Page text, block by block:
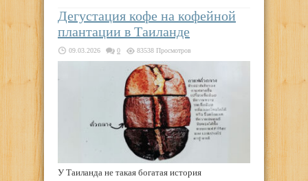
Дегустация кофе на кофейной
плантации в Таиланде
09.03.2026 0 83538 Просмотров
У Таиланда не такая богатая история